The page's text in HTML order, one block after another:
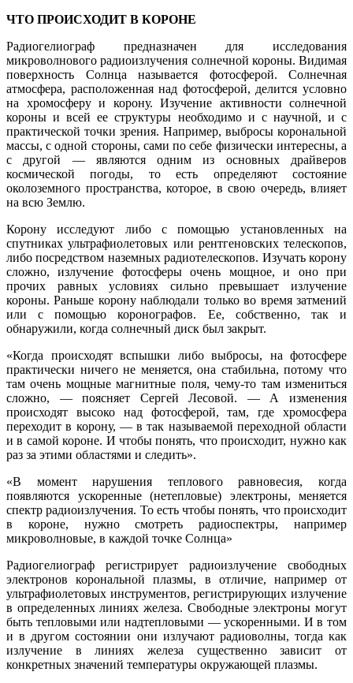
ЧТО ПРОИСХОДИТ В КОРОНЕ
Радиогелиограф предназначен для исследования
микроволнового радиоизлучения солнечной короны. Видимая
поверхность Солнца называется фотосферой. Солнечная
атмосфера, расположенная над фотосферой, делится условно
на хромосферу и корону. Изучение активности солнечной
короны и всей ее структуры необходимо и с научной, и с
практической точки зрения. Например, выбросы корональной
массы, с одной стороны, сами по себе физически интересны, а
с другой — являются одним из основных драйверов
космической погоды, то есть определяют состояние
околоземного пространства, которое, в свою очередь, влияет
на всю Землю.
Корону исследуют либо с помощью установленных на
спутниках ультрафиолетовых или рентгеновских телескопов,
либо посредством наземных радиотелескопов. Изучать корону
сложно, излучение фотосферы очень мощное, и оно при
прочих равных условиях сильно превышает излучение
короны. Раньше корону наблюдали только во время затмений
или с помощью коронографов. Ее, собственно, так и
обнаружили, когда солнечный диск был закрыт.
«Когда происходят вспышки либо выбросы, на фотосфере
практически ничего не меняется, она стабильна, потому что
там очень мощные магнитные поля, чему-то там измениться
сложно, — поясняет Сергей Лесовой. — А изменения
происходят высоко над фотосферой, там, где хромосфера
переходит в корону, — в так называемой переходной области
и в самой короне. И чтобы понять, что происходит, нужно как
раз за этими областями и следить».
«В момент нарушения теплового равновесия, когда
появляются ускоренные (нетепловые) электроны, меняется
спектр радиоизлучения. То есть чтобы понять, что происходит
в короне, нужно смотреть радиоспектры, например
микроволновые, в каждой точке Солнца»
Радиогелиограф регистрирует радиоизлучение свободных
электронов корональной плазмы, в отличие, например от
ультрафиолетовых инструментов, регистрирующих излучение
в определенных линиях железа. Свободные электроны могут
быть тепловыми или надтепловыми — ускоренными. И в том
и в другом состоянии они излучают радиоволны, тогда как
излучение в линиях железа существенно зависит от
конкретных значений температуры окружающей плазмы.